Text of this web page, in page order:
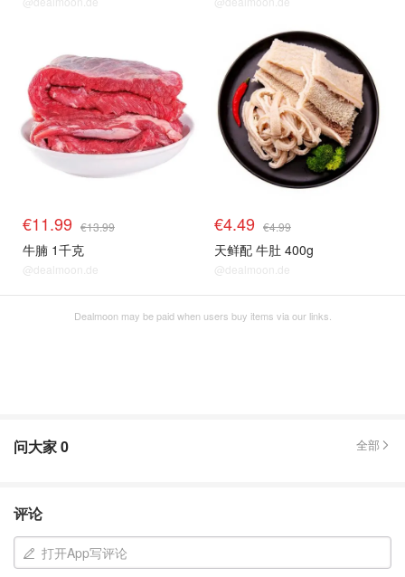
€11.99 €13.99
牛腩 1千克
@dealmoon.de
€4.49 €4.99
天鲜配 牛肚 400g
@dealmoon.de
Dealmoon may be paid when users buy items via our links.
问大家0 全部
评论
打开App写评论